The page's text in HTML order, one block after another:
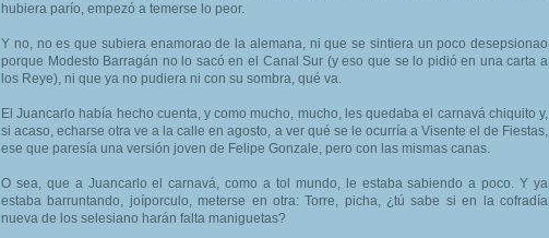
hubiera parío, empezó a temerse lo peor.
Y no, no es que subiera enamorao de la alemana, ni que se sintiera un poco desepsionao
porque Modesto Barragán no lo sacó en el Canal Sur (y eso que se lo pidió en una carta a
los Reye), ni que ya no pudiera ni con su sombra, qué va.
El Juancarlo había hecho cuenta, y como mucho, mucho, les quedaba el carnavá chiquito y,
si acaso, echarse otra ve a la calle en agosto, a ver qué se le ocurría a Visente el de Fiestas,
ese que paresía una versión joven de Felipe Gonzale, pero con las mismas canas.
O sea, que a Juancarlo el carnavá, como a tol mundo, le estaba sabiendo a poco. Y ya
estaba barruntando, joíporculo, meterse en otra: Torre, picha, ¿tú sabe si en la cofradía
nueva de los selesiano harán falta maniguetas?